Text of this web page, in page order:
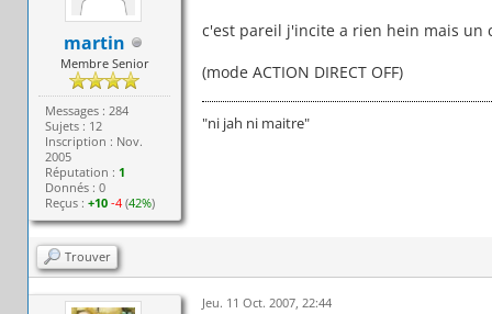
martin
Membre Senior
Messages : 284
Sujets : 12
Inscription : Nov.
2005
Réputation : 1
Donnés : 0
Reçus :+10 -4 (42%)
c'est pareil j'incite a rien hein mais un
(mode ACTION DIRECT OFF)
"ni jah ni maitre"
Trouver
Jeu. 11 Oct. 2007, 22:44